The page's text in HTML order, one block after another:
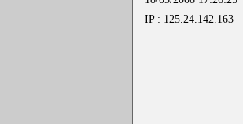
IP : 125.24.142.163